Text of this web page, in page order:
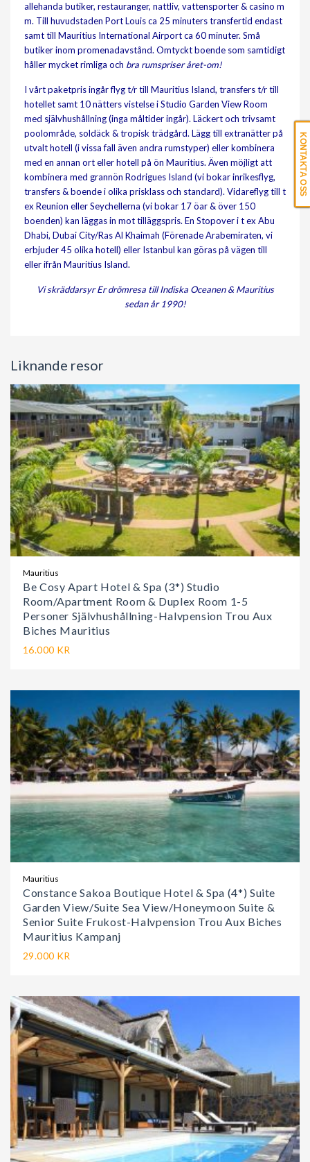
allehanda butiker, restauranger, nattliv, vattensporter & casino m
m. Till huvudstaden Port Louis ca 25 minuters transfertid endast
samt till Mauritius International Airport ca 60 minuter. Små
butiker inom promenadavstånd. Omtyckt boende som samtidigt
håller mycket rimliga och bra rumspriser året-om!
I vårt paketpris ingår flyg t/r till Mauritius Island, transfers t/r till
hotellet samt 10 nätters vistelse i Studio Garden View Room
med självhushållning (inga måltider ingår). Läckert och trivsamt
poolområde, soldäck & tropisk trädgård. Lägg till extranätter på
utvalt hotell (i vissa fall även andra rumstyper) eller kombinera
med en annan ort eller hotell på ön Mauritius. Även möjligt att
kombinera med grannön Rodrigues Island (vi bokar inrikesflyg,
transfers & boende i olika prisklass och standard). Vidareflyg till t
ex Reunion eller Seychellerna (vi bokar 17 öar & över 150
boenden) kan läggas in mot tilläggspris. En Stopover i t ex Abu
Dhabi, Dubai City/Ras Al Khaimah (Förenade Arabemiraten, vi
erbjuder 45 olika hotell) eller Istanbul kan göras på vägen till
eller ifrån Mauritius Island.
Vi skräddarsyr Er drömresa till Indiska Oceanen & Mauritius
sedan år 1990!
Liknande resor
Mauritius
Be Cosy Apart Hotel & Spa (3*) Studio
Room/Apartment Room & Duplex Room 1-5
Personer Självhushållning-Halvpension Trou Aux
Biches Mauritius
16.000 KR
Mauritius
Constance Sakoa Boutique Hotel & Spa (4*) Suite
Garden View/Suite Sea View/Honeymoon Suite &
Senior Suite Frukost-Halvpension Trou Aux Biches
Mauritius Kampanj
29.000 KR
KONTAKTA OSS